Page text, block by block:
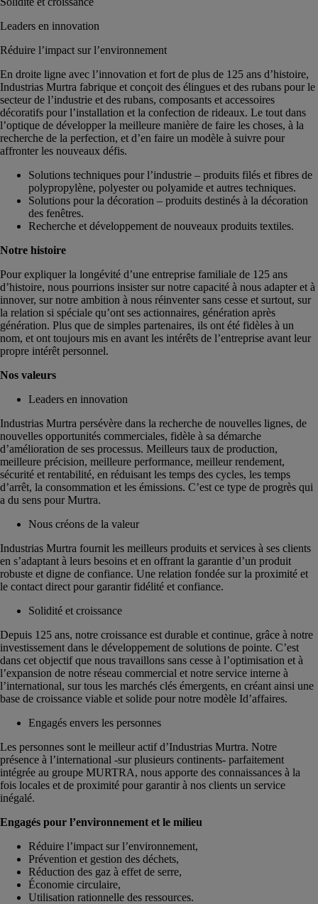
Leaders en innovation
Réduire l’impact sur l’environnement
En droite ligne avec l’innovation et fort de plus de 125 ans d’histoire,
Industrias Murtra fabrique et conçoit des élingues et des rubans pour le
secteur de l’industrie et des rubans, composants et accessoires
décoratifs pour l’installation et la confection de rideaux. Le tout dans
l’optique de développer la meilleure manière de faire les choses, à la
recherche de la perfection, et d’en faire un modèle à suivre pour
affronter les nouveaux défis.
Solutions techniques pour l’industrie – produits filés et fibres de
polypropylène, polyester ou polyamide et autres techniques.
Solutions pour la décoration – produits destinés à la décoration
des fenêtres.
Recherche et développement de nouveaux produits textiles.
Notre histoire
Pour expliquer la longévité d’une entreprise familiale de 125 ans
d’histoire, nous pourrions insister sur notre capacité à nous adapter et à
innover, sur notre ambition à nous réinventer sans cesse et surtout, sur
la relation si spéciale qu’ont ses actionnaires, génération après
génération. Plus que de simples partenaires, ils ont été fidèles à un
nom, et ont toujours mis en avant les intérêts de l’entreprise avant leur
propre intérêt personnel.
Nos valeurs
Leaders en innovation
Industrias Murtra persévère dans la recherche de nouvelles lignes, de
nouvelles opportunités commerciales, fidèle à sa démarche
d’amélioration de ses processus. Meilleurs taux de production,
meilleure précision, meilleure performance, meilleur rendement,
sécurité et rentabilité, en réduisant les temps des cycles, les temps
d’arrêt, la consommation et les émissions. C’est ce type de progrès qui
a du sens pour Murtra.
Nous créons de la valeur
Industrias Murtra fournit les meilleurs produits et services à ses clients
en s’adaptant à leurs besoins et en offrant la garantie d’un produit
robuste et digne de confiance. Une relation fondée sur la proximité et
le contact direct pour garantir fidélité et confiance.
Solidité et croissance
Depuis 125 ans, notre croissance est durable et continue, grâce à notre
investissement dans le développement de solutions de pointe. C’est
dans cet objectif que nous travaillons sans cesse à l’optimisation et à
l’expansion de notre réseau commercial et notre service interne à
l’international, sur tous les marchés clés émergents, en créant ainsi une
base de croissance viable et solide pour notre modèle Id’affaires.
Engagés envers les personnes
Les personnes sont le meilleur actif d’Industrias Murtra. Notre
présence à l’international -sur plusieurs continents- parfaitement
intégrée au groupe MURTRA, nous apporte des connaissances à la
fois locales et de proximité pour garantir à nos clients un service
inégalé.
Engagés pour l’environnement et le milieu
Réduire l’impact sur l’environnement,
Prévention et gestion des déchets,
Réduction des gaz à effet de serre,
Économie circulaire,
Utilisation rationnelle des ressources.